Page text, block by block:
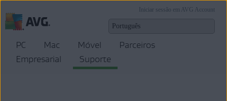
Iniciar sessão em AVG Account
PC Mac Móvel
Parceiros
Empresarial
Suporte